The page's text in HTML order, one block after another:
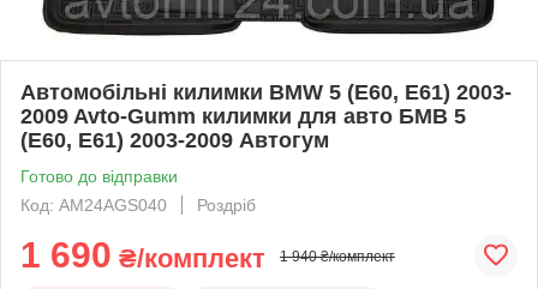
Автомобільні килимки BMW 5 (E60, E61) 2003-
2009 Avto-Gumm килимки для авто БМВ 5
(Е60, Е61) 2003-2009 Автогум
Готово до відправки
Код: AM24AGS040
Роздріб
1 690 ₴/комплект 1 940 ₴/комплект